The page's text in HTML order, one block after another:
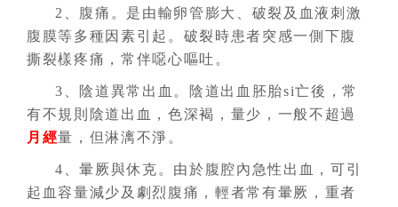
2、腹痛。是由輸卵管膨大、破裂及血液刺激
腹膜等多種因素引起。破裂時患者突感一側下腹
撕裂樣疼痛，常伴噁心嘔吐。
3、陰道異常出血。陰道出血胚胎si亡後，常
有不規則陰道出血，色深褐，量少，一般不超過
月經量，但淋漓不淨。
4、暈厥與休克。由於腹腔內急性出血，可引
起血容量減少及劇烈腹痛，輕者常有暈厥，重者